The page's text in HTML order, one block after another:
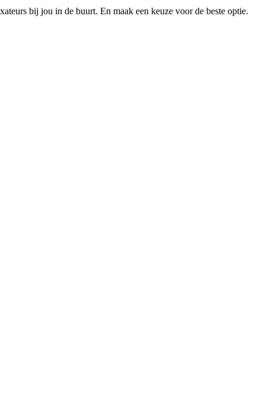
bij jou in de buurt. En maak een keuze voor de beste optie.